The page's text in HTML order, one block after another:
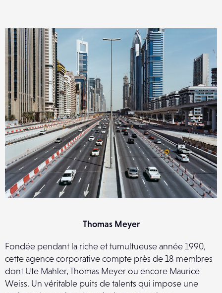
Thomas Meyer
Fondée pendant la riche et tumultueuse année 1990,
cette agence corporative compte près de 18 membres
dont Ute Mahler, Thomas Meyer ou encore Maurice
Weiss. Un véritable puits de talents qui impose une